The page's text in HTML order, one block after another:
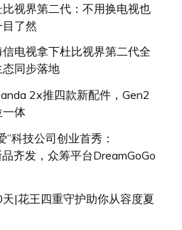
视界第二代：不用换电视也
了然
电视拿下杜比视界第二代全
同步落地
2x推四款新配件，Gen2
一体
科技公司创业首秀：
齐发，众筹平台DreamGoGo
|花王四重守护助你从容度夏